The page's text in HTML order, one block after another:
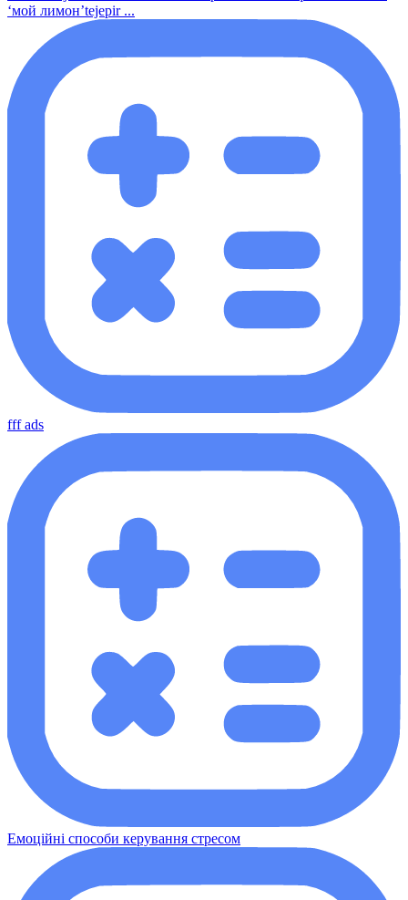
‘мой лимон’tejepir ...
fff ads
Емоційні способи керування стресом